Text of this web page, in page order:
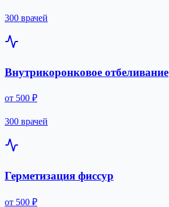
300 врачей
Внутрикоронковое отбеливание
от 500 ₽
300 врачей
Герметизация фиссур
от 500 ₽